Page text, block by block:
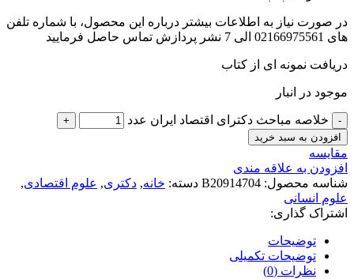
در صورت نیاز به اطلاعات بیشتر درباره این محصول، با شماره تلفن
های 02166975561 الی 7 نشر پردازش تماس حاصل فرمایید
دریافت نمونه ای از کتاب
موجود در انبار
خلاصه مباحث دکترای اقتصاد ایران عدد
افزودن به سبد خرید
مقايسه
افزودن به علاقه مندی
شناسه محصول: B20914704 دسته: خانه, دکتری, علوم اقتصادی,
علوم انسانی
اشتراک گذاری:
توضیحات
توضیحات تکمیلی
نظرات (0)